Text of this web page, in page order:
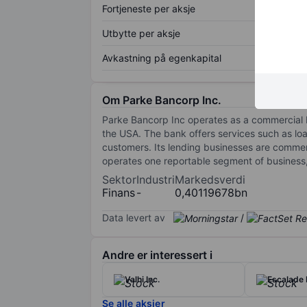
Fortjeneste per aksje
Utbytte per aksje
Avkastning på egenkapital
Om Parke Bancorp Inc.
Parke Bancorp Inc operates as a
the USA. The bank offers services such as
customers. Its lending businesses are
operates one reportable segment of
Sektor
Finans
Industri
-
Markedsverdi
0,40119678bn
Data levert av /
Andre er interessert i
Valhi Inc. Escalade
Se alle aksjer